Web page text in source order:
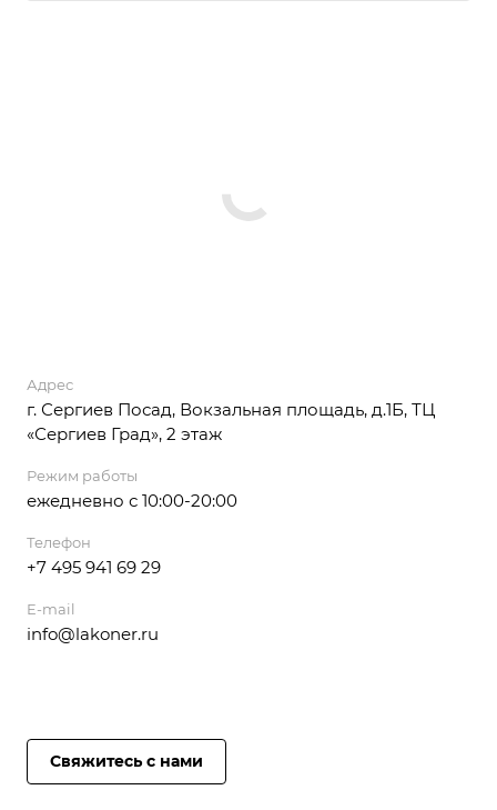
Адрес
г. Сергиев Посад, Вокзальная площадь, д.1Б, ТЦ
«Сергиев Град», 2 этаж
Режим работы
ежедневно с 10:00-20:00
Телефон
+7 495 941 69 29
E-mail
info@lakoner.ru
Свяжитесь с нами